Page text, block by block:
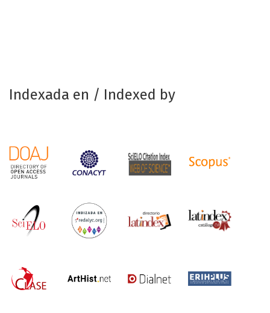
Indexada en / Indexed by